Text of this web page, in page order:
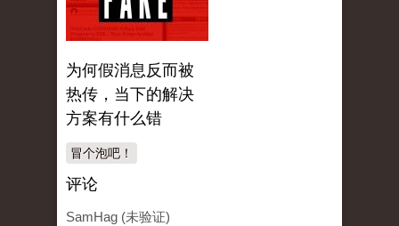
为何假消息反而被
热传，当下的解决
方案有什么错
冒个泡吧！
评论
SamHag (未验证)